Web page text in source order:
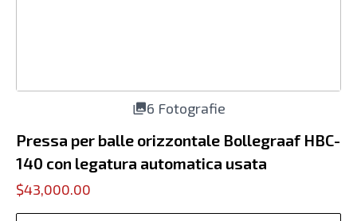
6 Fotografie
Pressa per balle orizzontale Bollegraaf HBC-
140 con legatura automatica usata
$43,000.00